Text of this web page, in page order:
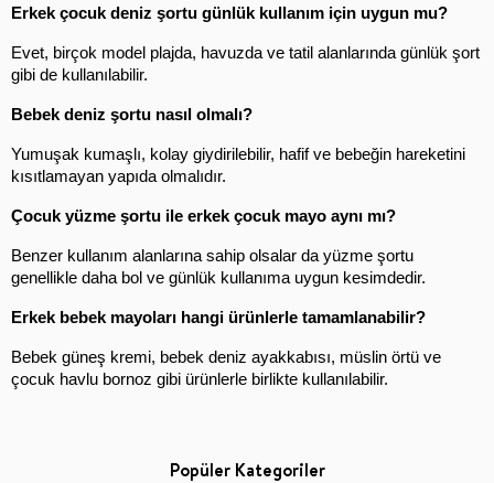
Erkek çocuk deniz şortu günlük kullanım için uygun mu?
Evet, birçok model plajda, havuzda ve tatil alanlarında günlük şort
gibi de kullanılabilir.
Bebek deniz şortu nasıl olmalı?
Yumuşak kumaşlı, kolay giydirilebilir, hafif ve bebeğin hareketini
kısıtlamayan yapıda olmalıdır.
Çocuk yüzme şortu ile erkek çocuk mayo aynı mı?
Benzer kullanım alanlarına sahip olsalar da yüzme şortu
genellikle daha bol ve günlük kullanıma uygun kesimdedir.
Erkek bebek mayoları hangi ürünlerle tamamlanabilir?
Bebek güneş kremi, bebek deniz ayakkabısı, müslin örtü ve
çocuk havlu bornoz gibi ürünlerle birlikte kullanılabilir.
Popüler Kategoriler